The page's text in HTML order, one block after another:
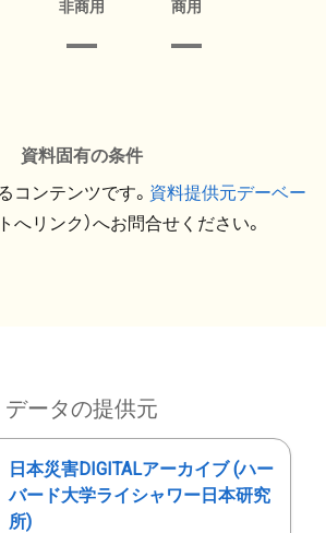
非商用 商用
資料固有の条件
コンテンツです。 資料提供元デーベー
へリンク）へお問合せください。
データの提供元
日本災害DIGITALアーカイブ (ハー
バード大学ライシャワー日本研究
所)